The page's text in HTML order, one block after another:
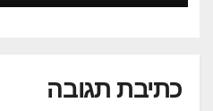
כתיבת תגובה